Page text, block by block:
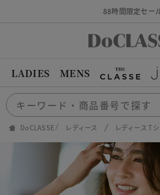
88時間限定セー
LADIES MENS
DoCLASSE レディース レディース T